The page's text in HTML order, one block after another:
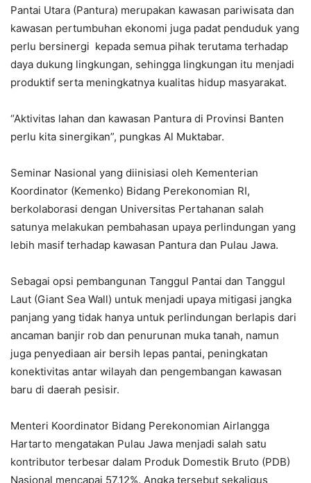
Pantai Utara (Pantura) merupakan kawasan pariwisata dan
kawasan pertumbuhan ekonomi juga padat penduduk yang
perlu bersinergi kepada semua pihak terutama terhadap
daya dukung lingkungan, sehingga lingkungan itu menjadi
produktif serta meningkatnya kualitas hidup masyarakat.
“Aktivitas lahan dan kawasan Pantura di Provinsi Banten
perlu kita sinergikan”, pungkas Al Muktabar.
Seminar Nasional yang diinisiasi oleh Kementerian
Koordinator (Kemenko) Bidang Perekonomian RI,
berkolaborasi dengan Universitas Pertahanan salah
satunya melakukan pembahasan upaya perlindungan yang
lebih masif terhadap kawasan Pantura dan Pulau Jawa.
Sebagai opsi pembangunan Tanggul Pantai dan Tanggul
Laut (Giant Sea Wall) untuk menjadi upaya mitigasi jangka
panjang yang tidak hanya untuk perlindungan berlapis dari
ancaman banjir rob dan penurunan muka tanah, namun
juga penyediaan air bersih lepas pantai, peningkatan
konektivitas antar wilayah dan pengembangan kawasan
baru di daerah pesisir.
Menteri Koordinator Bidang Perekonomian Airlangga
Hartarto mengatakan Pulau Jawa menjadi salah satu
kontributor terbesar dalam Produk Domestik Bruto (PDB)
Nasional mencapai 57,12%. Angka tersebut sekaligus